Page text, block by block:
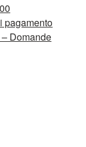
pagamento
Domande